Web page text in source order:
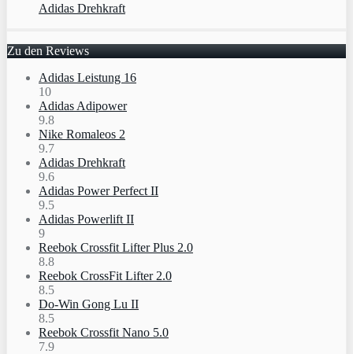
Adidas Drehkraft
Zu den Reviews
Adidas Leistung 16
10
Adidas Adipower
9.8
Nike Romaleos 2
9.7
Adidas Drehkraft
9.6
Adidas Power Perfect II
9.5
Adidas Powerlift II
9
Reebok Crossfit Lifter Plus 2.0
8.8
Reebok CrossFit Lifter 2.0
8.5
Do-Win Gong Lu II
8.5
Reebok Crossfit Nano 5.0
7.9